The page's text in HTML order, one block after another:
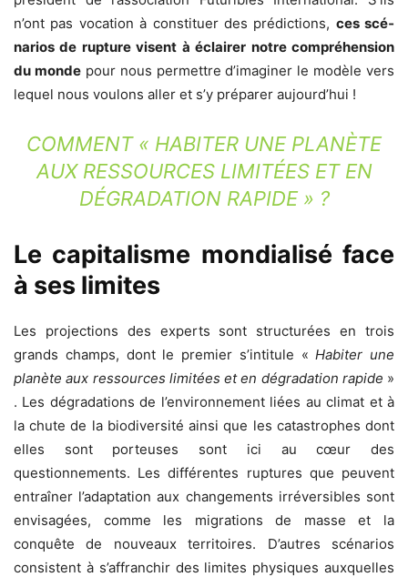
n’ont pas vocation à constituer des prédictions, ces scé­
narios de rupture visent à éclairer notre compréhension
du mondepour nous permettre d’imagi­ner le modèle vers
lequel nous voulons aller et s’y préparer aujourd’hui !
COMMENT « HABITER UNE PLANÈTE
AUX RESSOURCES LIMITÉES ET EN
DÉGRADATION RAPIDE» ?
Le capitalisme mondialisé face
à ses limites
Les projections des experts sont structurées en trois
grands champs, dont le premier s’intitule «Habiter une
planète aux ressources limitées et en dégradation rapide »
. Les dégra­dations de l’environnement liées au climat et à
la chute de la biodiversité ainsi que les catastrophes dont
elles sont porteuses sont ici au cœur des
questionnements. Les différentes ruptures que peuvent
entraîner l’adaptation aux changements irréversibles sont
envisagées, comme les migrations de masse et la
conquête de nouveaux territoires. D’autres scénarios
consistent à s’affranchir des limites physiques auxquelles